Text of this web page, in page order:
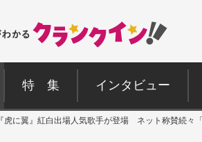
特 集 インタビュー
『虎に翼』紅白出場人気歌手が登場 ネット称賛続々